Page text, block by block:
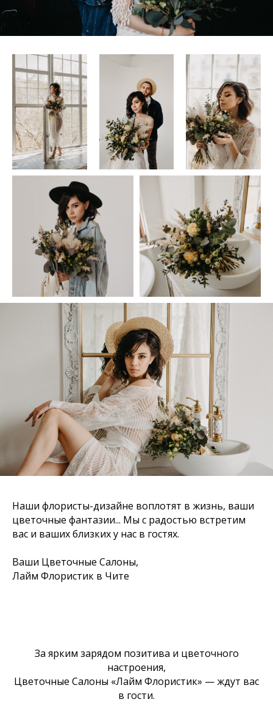
Наши флористы-дизайне воплотят в жизнь, ваши
цветочные фантазии... Мы с радостью встретим
вас и ваших близких у нас в гостях.
Ваши Цветочные Салоны,
Лайм Флористик в Чите
За ярким зарядом позитива и цветочного
настроения,
Цветочные Салоны «Лайм Флористик» — ждут вас
в гости.